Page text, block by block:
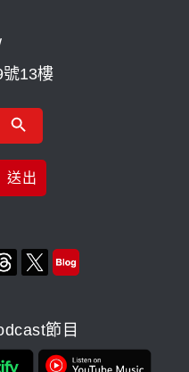
13樓
Search Button
節目